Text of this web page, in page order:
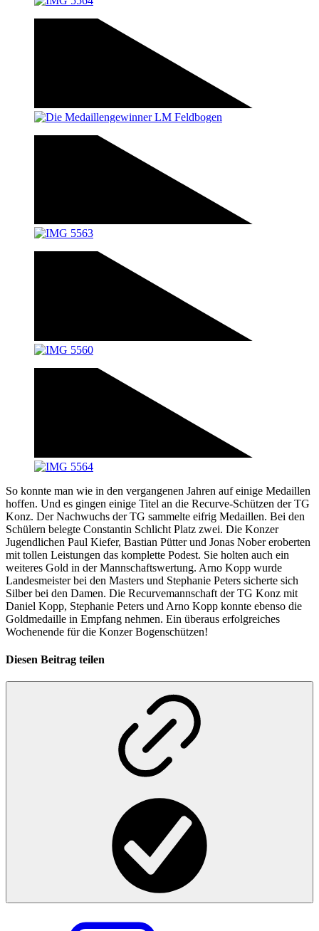
So konnte man wie in den vergangenen Jahren auf einige Medaillen
hoffen. Und es gingen einige Titel an die Recurve-Schützen der TG
Konz. Der Nachwuchs der TG sammelte eifrig Medaillen. Bei den
Schülern belegte Constantin Schlicht Platz zwei. Die Konzer
Jugendlichen Paul Kiefer, Bastian Pütter und Jonas Nober eroberten
mit tollen Leistungen das komplette Podest. Sie holten auch ein
weiteres Gold in der Mannschaftswertung. Arno Kopp wurde
Landesmeister bei den Masters und Stephanie Peters sicherte sich
Silber bei den Damen. Die Recurvemannschaft der TG Konz mit
Daniel Kopp, Stephanie Peters und Arno Kopp konnte ebenso die
Goldmedaille in Empfang nehmen. Ein überaus erfolgreiches
Wochenende für die Konzer Bogenschützen!
Diesen Beitrag teilen